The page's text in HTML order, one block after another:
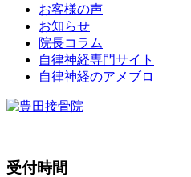
お客様の声
お知らせ
院長コラム
自律神経専門サイト
自律神経のアメブロ
受付時間